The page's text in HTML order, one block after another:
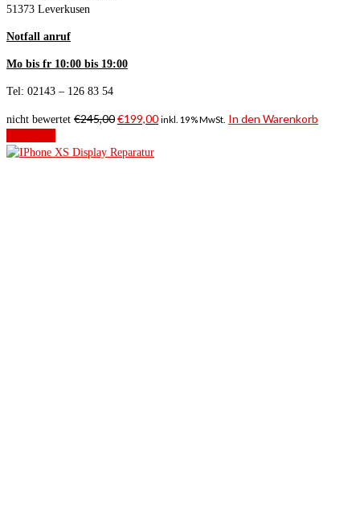
51373 Leverkusen
Notfall anruf
Mo bis fr 10:00 bis 19:00
Tel: 02143 – 126 83 54
nicht bewertet €245,00€199,00 inkl. 19% MwSt. In den Warenkorb